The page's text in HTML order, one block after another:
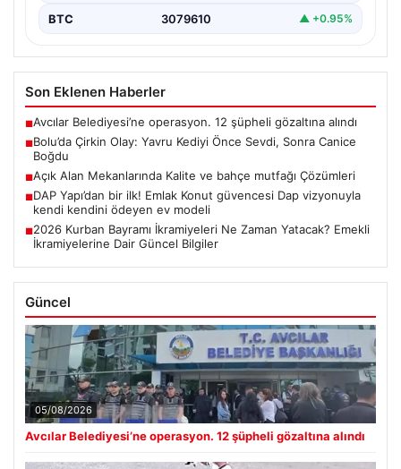
BTC 3079610 ▲ +0.95%
Son Eklenen Haberler
■Avcılar Belediyesi’ne operasyon. 12 şüpheli gözaltına alındı
■Bolu’da Çirkin Olay: Yavru Kediyi Önce Sevdi, Sonra Canice
Boğdu
■Açık Alan Mekanlarında Kalite ve bahçe mutfağı Çözümleri
■DAP Yapı’dan bir ilk! Emlak Konut güvencesi Dap vizyonuyla
kendi kendini ödeyen ev modeli
■2026 Kurban Bayramı İkramiyeleri Ne Zaman Yatacak? Emekli
İkramiyelerine Dair Güncel Bilgiler
Güncel
05/08/2026
Avcılar Belediyesi’ne operasyon. 12 şüpheli gözaltına alındı